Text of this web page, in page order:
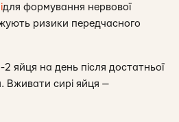
для формування нервової
ризики передчасного
2 яйця на день після достатньої
Вживати сирі яйця —